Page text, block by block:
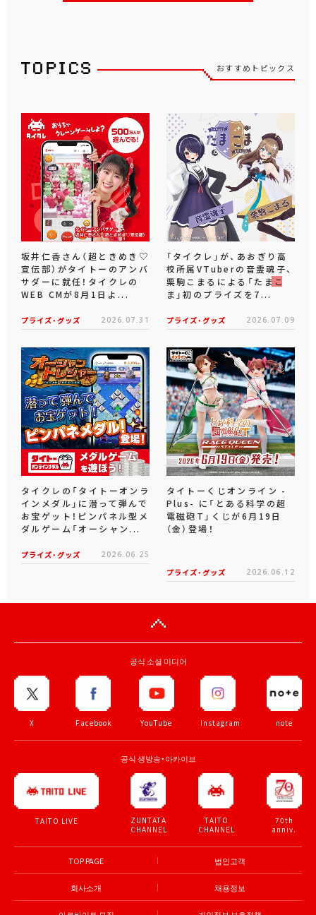
おすすめトピックス
坂井仁香さん（超ときめき♡
宣伝部）がタイトーのアンバ
サダーに就任！タイクレの
WEB CMが8月1日よ...
プライズ・グッズ 2026.07.31
「タイクレ」が、あおぎり高
校所属VTuberの音霊魂子、
栗駒こまるによる「たまこ
ま」初のプライズを7...
プライズ・グッズ 2026.07.09
タイクレの「タイトーオンラ
インメダル」に潜って弾んで
お宝ゲット！ピンパネル型メ
ダルゲーム「オーシャン...
プライズ・グッズ 2026.06.25
タイトーくじオンライン -
Plus- に「とある科学の超
電磁砲T」くじが6月19日
（金）登場！
プライズ・グッズ 2026.06.12
공식 소셜 미디어
X Facebook YouTube Instagram note
공식 생방송・아카이브
TAITO LIVE
ZUNTATA
CHANNEL
TAITO
CHANNEL
70th
anniv.
TOP PAGE 법인고객
회사소개 채용정보